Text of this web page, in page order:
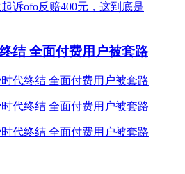
结 全面付费用户被套路